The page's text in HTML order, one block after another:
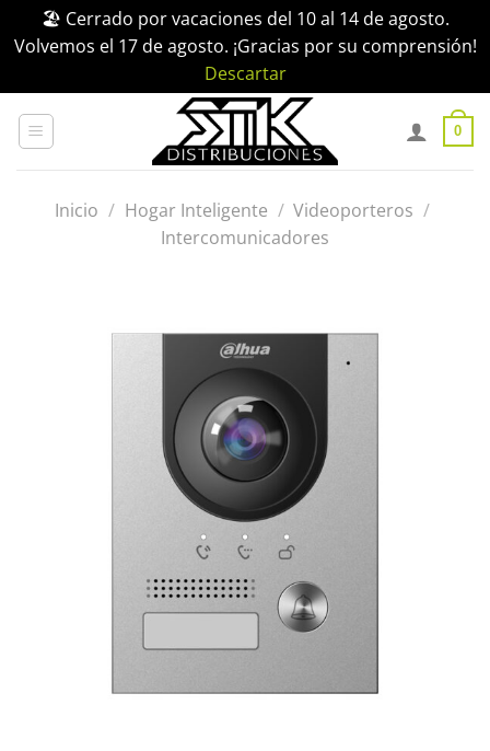
🏖️ Cerrado por vacaciones del 10 al 14 de agosto.
Volvemos el 17 de agosto. ¡Gracias por su comprensión!
Descartar
0
Inicio / Hogar Inteligente / Videoporteros /
Intercomunicadores